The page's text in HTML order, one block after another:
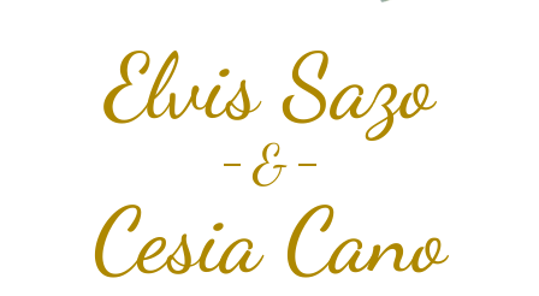
Elvis Sazo
&
Cesia Cano